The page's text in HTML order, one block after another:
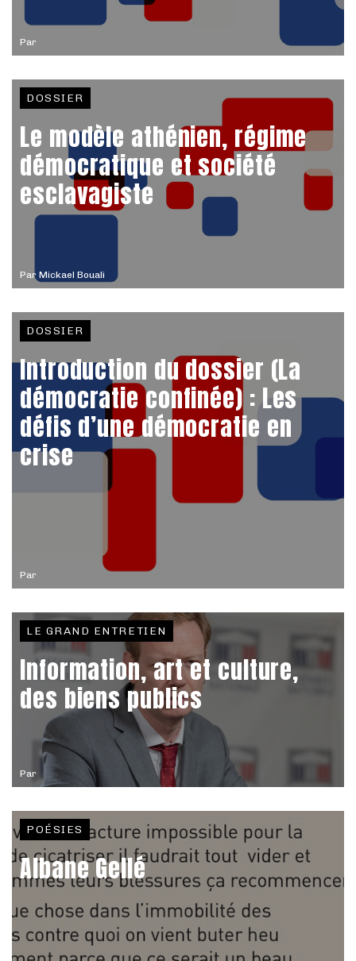
Par
Par Mickael Bouali
DOSSIER
Le modèle athénien, régime
démocratique et société
esclavagiste
Par
DOSSIER
Introduction du dossier (La
démocratie confinée) : Les
défis d’une démocratie en
crise
Par
LE GRAND ENTRETIEN
Information, art et culture,
des biens publics
POÉSIES
Albane Gellé